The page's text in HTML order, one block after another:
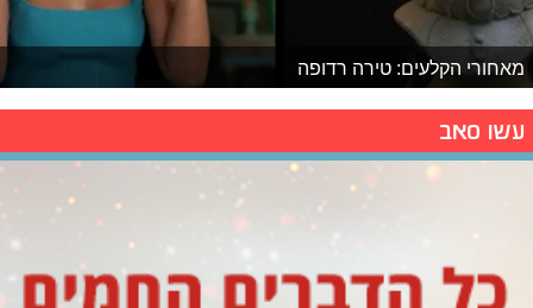
מאחורי הקלעים: טירה רדופה
עשו סאב